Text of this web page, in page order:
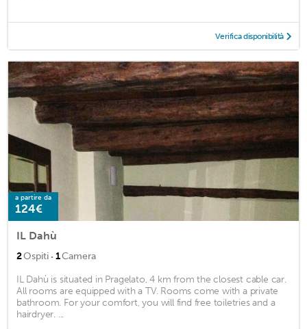
Verifica disponibilità
a partire da
124€
IL Dahù
2Ospiti · 1Camera
IL Dahù is situated in Pragelato, 4 km from the closest cable car.
All rooms are equipped with a TV. Rooms come with a private
bathroom. For your comfort, you will find free toiletries and a
hairdryer. ...